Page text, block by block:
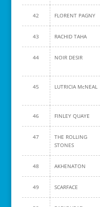
42 FLORENT PAGNY
43 RACHID TAHA
44 NOIR DESIR
45 LUTRICIA McNEAL
46 FINLEY QUAYE
47
THE ROLLING
STONES
48 AKHENATON
49 SCARFACE